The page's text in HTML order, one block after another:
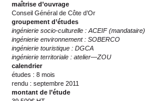
maîtrise d’ouvrage
Conseil Général de Côte d’Or
groupement d’études
ingénierie socio-culturelle : ACEIF (mandataire)
ingénierie environnement : SOBERCO
ingénierie touristique : DGCA
ingénierie territoriale : atelier—ZOU
calendrier
études : 8 mois
rendu : septembre 2011
montant de l’étude